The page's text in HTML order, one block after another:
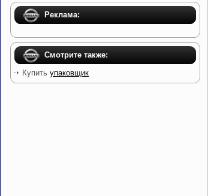
Реклама:
Смотрите также:
Купить упаковщик